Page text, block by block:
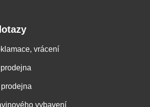
vrácení
vybavení